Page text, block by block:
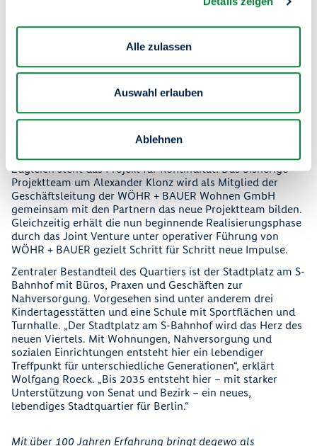
Alle zulassen
Auswahl erlauben
Ablehnen
„Gemeinsam bringen wir dieses Quartier jetzt von der
Baumaßnahmen für die Erschließung beginnt jetzt die
Umsetzung des Quartiers. Parallel dazu läuft bereits die
Planung für das erste Baufeld“, erläutert
Geschäftsführer und Gesellschafter von WÖHR +
im Herbst einreichen. Für einen zügigen Baustart noch in
diesem Jahr kommt es nun darauf an, die nächsten Schritte
gemeinsam mit dem Bezirk schnell umzusetzen.“
Zugleich steht das Projekt für Kontinuität: Das bisherige
Projektteam um Alexander Klonz wird als Mitglied der
Geschäftsleitung der WÖHR + BAUER Wohnen GmbH
gemeinsam mit den Partnern das neue Projektteam bilden.
Gleichzeitig erhält die nun beginnende Realisierungsphase
durch das Joint Venture unter operativer Führung von
WÖHR + BAUER gezielt Schritt für Schritt neue Impulse.
Zentraler Bestandteil des Quartiers ist der Stadtplatz am S-
Bahnhof mit Büros, Praxen und Geschäften zur
Nahversorgung. Vorgesehen sind unter anderem drei
Kindertagesstätten und eine Schule mit Sportflächen und
Turnhalle. „Der Stadtplatz am S-Bahnhof wird das Herz des
neuen Viertels. Mit Wohnungen, Nahversorgung und
sozialen Einrichtungen entsteht hier ein lebendiger
Treffpunkt für unterschiedliche Generationen“, erklärt
Wolfgang Roeck. „Bis 2035 entsteht hier – mit starker
Unterstützung von Senat und Bezirk – ein neues,
lebendiges Stadtquartier für Berlin.“
Mit über 100 Jahren Erfahrung bringt degewo als